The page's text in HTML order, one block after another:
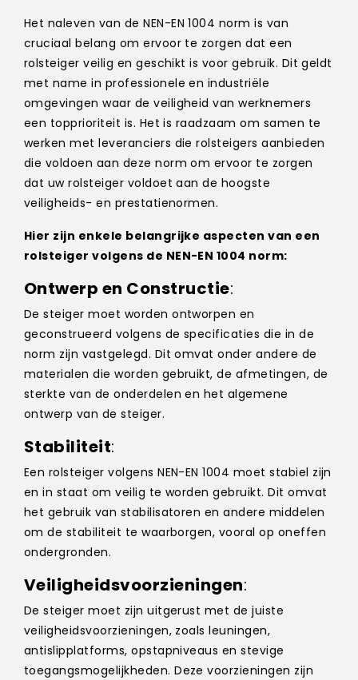
Het naleven van de NEN-EN 1004 norm is van
cruciaal belang om ervoor te zorgen dat een
rolsteiger veilig en geschikt is voor gebruik. Dit geldt
met name in professionele en industriële
omgevingen waar de veiligheid van werknemers
een topprioriteit is. Het is raadzaam om samen te
werken met leveranciers die rolsteigers aanbieden
die voldoen aan deze norm om ervoor te zorgen
dat uw rolsteiger voldoet aan de hoogste
veiligheids- en prestatienormen.
Hier zijn enkele belangrijke aspecten van een
rolsteiger volgens de NEN-EN 1004 norm:
Ontwerp en Constructie:
De steiger moet worden ontworpen en
geconstrueerd volgens de specificaties die in de
norm zijn vastgelegd. Dit omvat onder andere de
materialen die worden gebruikt, de afmetingen, de
sterkte van de onderdelen en het algemene
ontwerp van de steiger.
Stabiliteit:
Een rolsteiger volgens NEN-EN 1004 moet stabiel zijn
en in staat om veilig te worden gebruikt. Dit omvat
het gebruik van stabilisatoren en andere middelen
om de stabiliteit te waarborgen, vooral op oneffen
ondergronden.
Veiligheidsvoorzieningen:
De steiger moet zijn uitgerust met de juiste
veiligheidsvoorzieningen, zoals leuningen,
antislipplatforms, opstapniveaus en stevige
toegangsmogelijkheden. Deze voorzieningen zijn